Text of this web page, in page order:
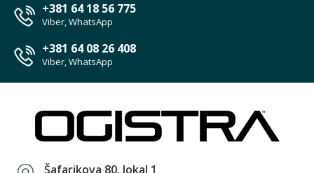
+381 64 18 56 775
Viber, WhatsApp
+381 64 08 26 408
Viber, WhatsApp
Šafarikova 80, lokal 1